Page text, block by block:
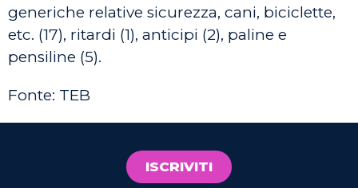
generiche relative sicurezza, cani, biciclette,
etc. (17), ritardi (1), anticipi (2), paline e
pensiline (5).
Fonte: TEB
ISCRIVITI